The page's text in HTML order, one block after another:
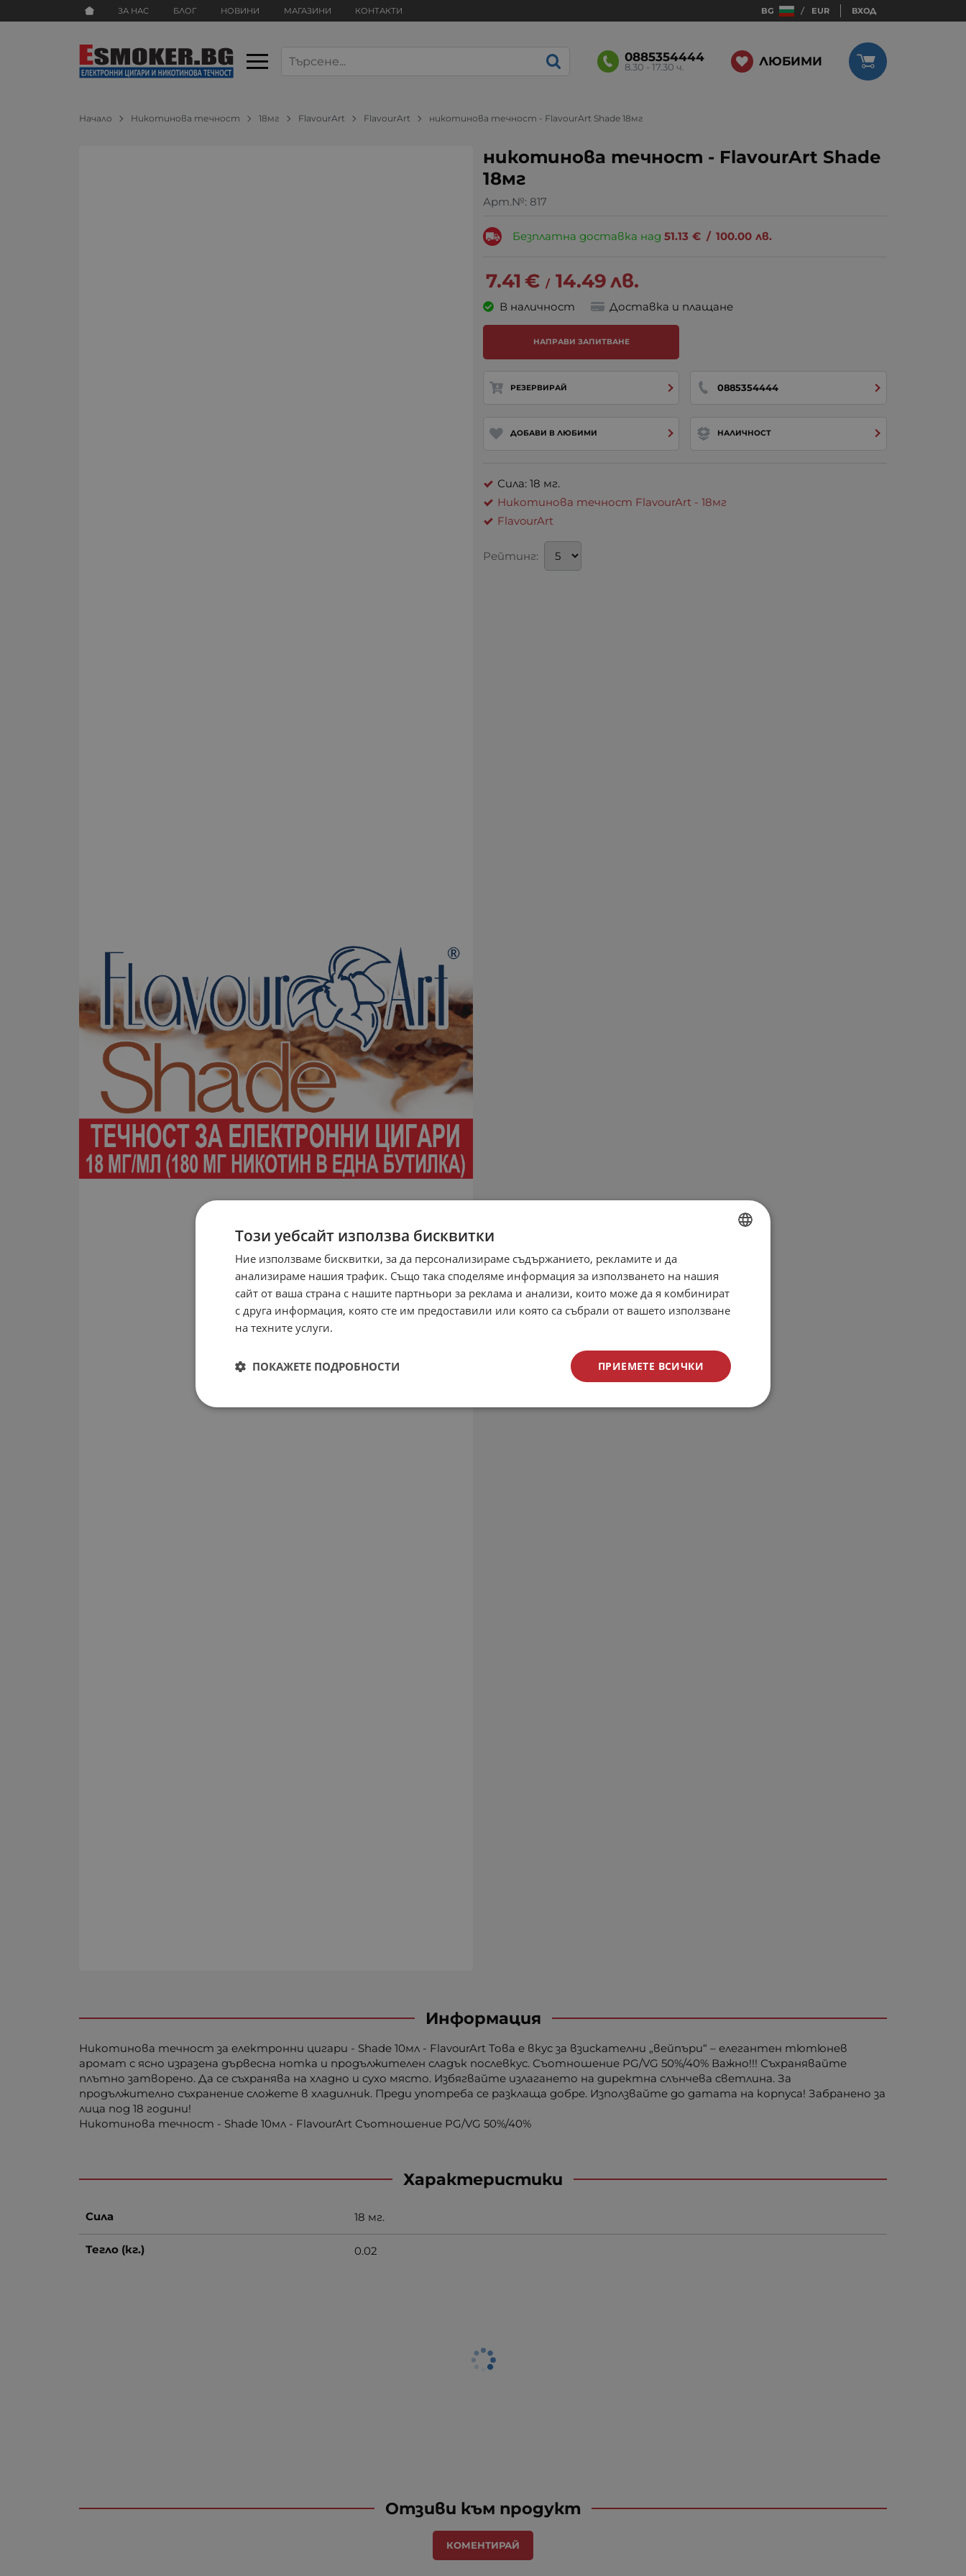
ЗА НАС БЛОГ НОВИНИ МАГАЗИНИ КОНТАКТИ BG EUR ВХОД
0885354444
8.30 - 17.30 ч. ЛЮБИМИ
Начало Никотинова течност 18мг FlavourArt FlavourArt никотинова течност - FlavourArt Shade 18мг
никотинова течност - FlavourArt Shade
18мг
Арт.№: 817
Безплатна доставка над51.13 € / 100.00 лв.
7.41 € / 14.49лв.
В наличност Доставка и плащане
НАПРАВИ ЗАПИТВАНЕ
РЕЗЕРВИРАЙ 0885354444
ДОБАВИ В ЛЮБИМИ НАЛИЧНОСТ
Сила: 18 мг.
Никотинова течност FlavourArt - 18мг
FlavourArt
Рейтинг:
Информация
Никотинова течност за електронни цигари - Shade 10мл - FlavourArt Това е вкус за взискателни „вейпъри“ – елегантен тютюнев
аромат с ясно изразена дървесна нотка и продължителен сладък послевкус. Съотношение PG/VG 50%/40% Важно!!! Съхранявайте
плътно затворено. Да се съхранява на хладно и сухо място. Избягвайте излагането на директна слънчева светлина. За
продължително съхранение сложете в хладилник. Преди употреба се разклаща добре. Използвайте до датата на корпуса! Забранено за
лица под 18 години!
Никотинова течност - Shade 10мл - FlavourArt Съотношение PG/VG 50%/40%
Характеристики
Сила 18 мг.
Тегло (кг.) 0.02
Отзиви към продукт
КОМЕНТИРАЙ
ENGLISH
Този уебсайт използва бисквитки
Ние използваме бисквитки, за да персонализираме съдържанието, рекламите и да
анализираме нашия трафик. Също така споделяме информация за използването на нашия
сайт от ваша страна с нашите партньори за реклама и анализи, които може да я комбинират
с друга информация, която сте им предоставили или която са събрали от вашето използване
на техните услуги.
ПРИЕМЕТЕ ВСИЧКИ
ПОКАЖЕТЕ ПОДРОБНОСТИ